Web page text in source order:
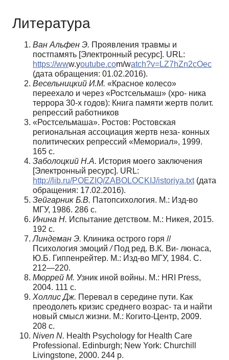
Литература
Ван Альфен Э. Проявления травмы и
постпамять [Электронный ресурс]. URL:
https://www.youtube.com/watch?v=LZ7hZn2cOec
(дата обращения: 01.02.2016).
Весельницкий И.М. «Красное колесо»
переехало и через «Ростсельмаш» (хро- ника
террора 30-х годов): Книга памяти жертв полит.
репрессий работников
«Ростсельмаша». Ростов: Ростовская
региональная ассоциация жертв неза- конных
политических репрессий «Мемориал», 1999.
165 с.
Заболоцкий Н.А. История моего заключения
[Электронный ресурс]. URL:
http://lib.ru/POEZIQ/ZABOLOCKIJ/istoriya.txt(дата
обращения: 17.02.2016).
Зейгарник Б.В. Патопсихология. М.: Изд-во
МГУ, 1986. 286 c.
Инина Н. Испытание детством. М.: Никея, 2015.
192 c.
Линдеман Э. Клиника острого горя //
Психология эмоций/Под ред. В.К. Ви- люнаса,
Ю.Б. Гиппенрейтер. М.: Изд-во МГУ, 1984. С.
212—220.
Мюррей М. Узник иной войны. М.: HRI Press,
2004. 111 с.
Холлис Дж. Перевал в середине пути. Как
преодолеть кризис среднего возрас- та и найти
новый смысл жизни. М.: Когито-Центр, 2009.
208 с.
Niven N. Health Psychology for Health Care
Professional. Edinburgh; New York: Churchill
Livingstone, 2000. 244 р.